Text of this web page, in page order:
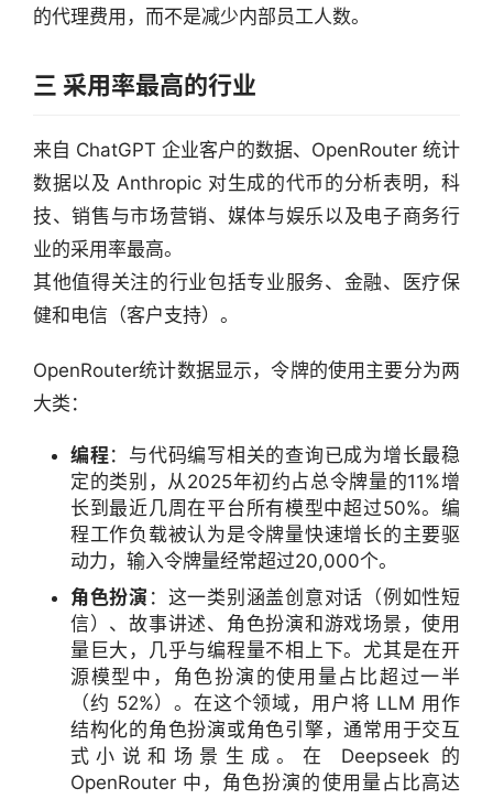
的代理费用，而不是减少内部员工人数。
三 采用率最高的行业
来自 ChatGPT 企业客户的数据、OpenRouter 统计
数据以及 Anthropic 对生成的代币的分析表明，科
技、销售与市场营销、媒体与娱乐以及电子商务行
业的采用率最高。
其他值得关注的行业包括专业服务、金融、医疗保
健和电信（客户支持）。
OpenRouter统计数据显示，令牌的使用主要分为两
大类：
编程 ：与代码编写相关的查询已成为增长最稳
定的类别，从2025年初约占总令牌量的11%增
长到最近几周在平台所有模型中超过50%。编
程工作负载被认为是令牌量快速增长的主要驱
动力，输入令牌量经常超过20,000个。
角色扮演 ：这一类别涵盖创意对话（例如性短
信）、故事讲述、角色扮演和游戏场景，使用
量巨大，几乎与编程量不相上下。尤其是在开
源模型中，角色扮演的使用量占比超过一半
（约 52%）。在这个领域，用户将 LLM 用作
结构化的角色扮演或角色引擎，通常用于交互
式小说和场景生成。在 Deepseek 的
OpenRouter 中，角色扮演的使用量占比高达